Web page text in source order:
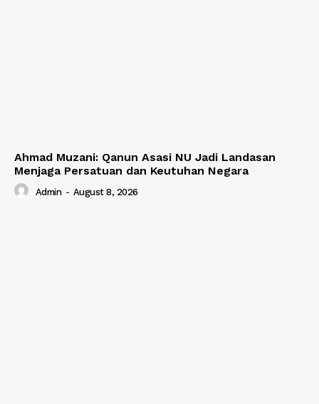
Ahmad Muzani: Qanun Asasi NU Jadi Landasan
Menjaga Persatuan dan Keutuhan Negara
Admin - August 8, 2026